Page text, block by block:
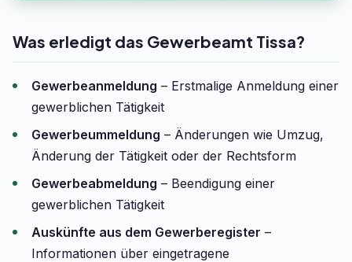
Was erledigt das Gewerbeamt Tissa?
Gewerbeanmeldung – Erstmalige Anmeldung einer
gewerblichen Tätigkeit
Gewerbeummeldung – Änderungen wie Umzug,
Änderung der Tätigkeit oder der Rechtsform
Gewerbeabmeldung – Beendigung einer
gewerblichen Tätigkeit
Auskünfte aus dem Gewerberegister –
Informationen über eingetragene